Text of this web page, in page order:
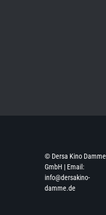
© Dersa Kino Damme
GmbH | Email:
info@dersakino-
damme.de